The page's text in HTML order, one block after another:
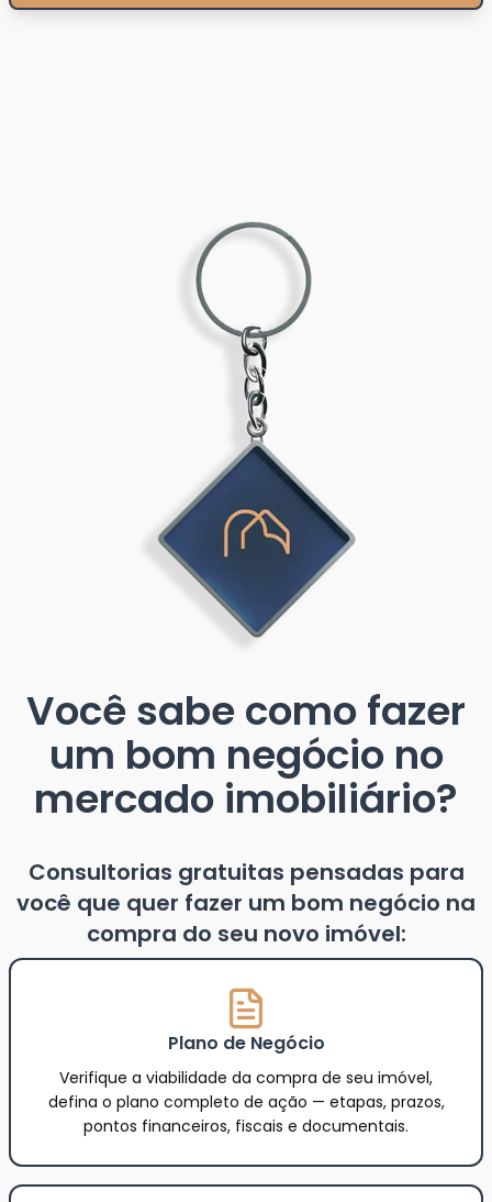
Você sabe como fazer
um bom negócio no
mercado imobiliário?
Consultorias gratuitas pensadas para
você que quer fazer um bom negócio na
compra do seu novo imóvel:
Plano de Negócio
Verifique a viabilidade da compra de seu imóvel,
defina o plano completo de ação — etapas, prazos,
pontos financeiros, fiscais e documentais.